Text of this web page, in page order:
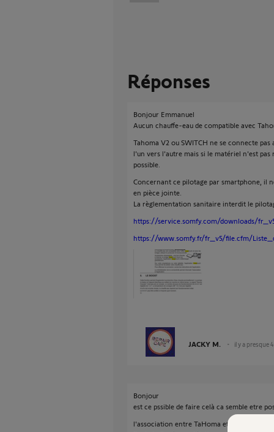
Réponses
Bonjour Emmanuel
Aucun chauffe-eau de compatible avec
Tahoma V2 ou SWITCH ne se connecte
l'un vers l'autre mais si le matériel n'est
possible.
Concernant ce pilotage par smartphone, il
en pièce jointe.
La règlementation sanitaire interdit le
https://service.somfy.com/downloads/
https://www.somfy.fr/fr_v5/file.cfm/
JACKY M. il y a presque
Bonjour
est ce pssible de faire celà ca semble etre
l'association entre TaHoma et Cozytouch.